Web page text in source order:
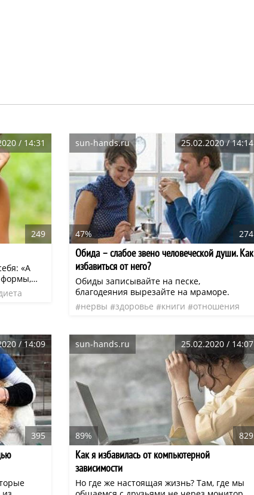
/ 14:31
249
«А
формы,
на
самой
sun-hands.ru 25.02.2020 / 14:14
47% 274
Обида – слабое звено человеческой души. Как
избавиться от него?
Обиды записывайте на песке,
благодеяния вырезайте на мраморе.
нервы
здоровье книги отношения
/ 14:09
395
sun-hands.ru 25.02.2020 / 14:07
89% 829
Как я избавилась от компьютерной
зависимости
Но где же настоящая жизнь? Там, где мы